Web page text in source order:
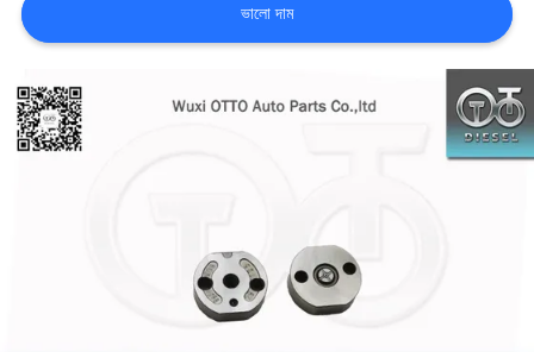
সাইট
PRIVACY
ভালো দাম